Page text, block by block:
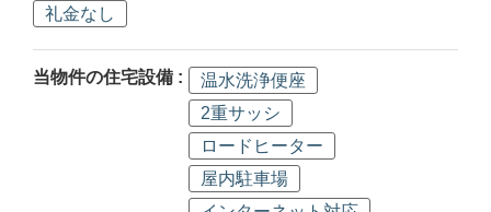
礼金なし
当物件の住宅設備 :
温水洗浄便座
2重サッシ
ロードヒーター
屋内駐車場